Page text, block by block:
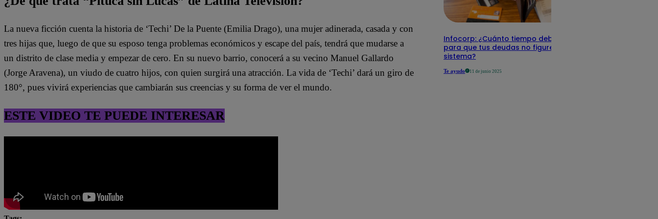
La nueva ficción cuenta la historia de ‘Techi’ De la Puente (Emilia Drago), una mujer adinerada, casada y con
tres hijas que, luego de que su esposo tenga problemas económicos y escape del país, tendrá que mudarse a
un distrito de clase media y empezar de cero. En su nuevo barrio, conocerá a su vecino Manuel Gallardo
(Jorge Aravena), un viudo de cuatro hijos, con quien surgirá una atracción. La vida de ‘Techi’ dará un giro de
180°, pues vivirá experiencias que cambiarán sus creencias y su forma de ver el mundo.
ESTE VIDEO TE PUEDE INTERESAR
Infocorp: ¿Cuánto tiempo debe pasar
para que tus deudas no figuren en su
sistema?
Te ayudo 11 de junio 2025